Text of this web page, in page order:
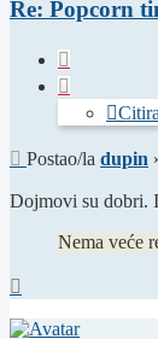
Re: Popcorn
Citiraj
Post
Postao/la dupin
Dojmovi su dobri.
Nema veće